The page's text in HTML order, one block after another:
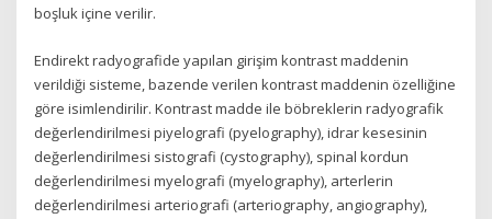
boşluk içine verilir.
Endirekt radyografide yapılan girişim kontrast maddenin
verildiği sisteme, bazende verilen kontrast maddenin özelliğine
göre isimlendirilir. Kontrast madde ile böbreklerin radyografik
değerlendirilmesi piyelografi (pyelography), idrar kesesinin
değerlendirilmesi sistografi (cystography), spinal kordun
değerlendirilmesi myelografi (myelography), arterlerin
değerlendirilmesi arteriografi (arteriography, angiography),